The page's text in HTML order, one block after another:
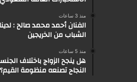
منذ 3 ساعات
الفنان أحمد محمد صالح :
الشباب من الخريجين
منذ 5 ساعات
هل ينجح الزواج باختلاف
النجاح تصنعه منظومة القيم؟